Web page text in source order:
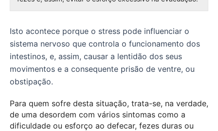
Isto acontece porque o stress pode influenciar o
sistema nervoso que controla o funcionamento dos
intestinos, e, assim, causar a lentidão dos seus
movimentos e a consequente prisão de ventre, ou
obstipação.
Para quem sofre desta situação, trata-se, na verdade,
de uma desordem com vários sintomas como a
dificuldade ou esforço ao defecar, fezes duras ou